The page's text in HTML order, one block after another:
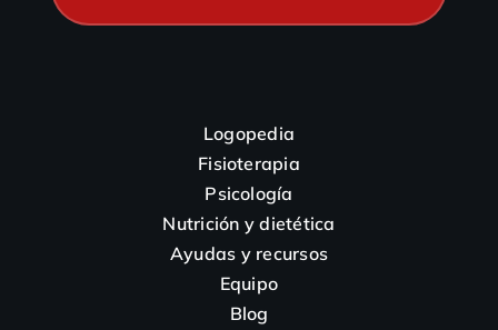
Logopedia
Fisioterapia
Psicología
Nutrición y dietética
Ayudas y recursos
Equipo
Blog